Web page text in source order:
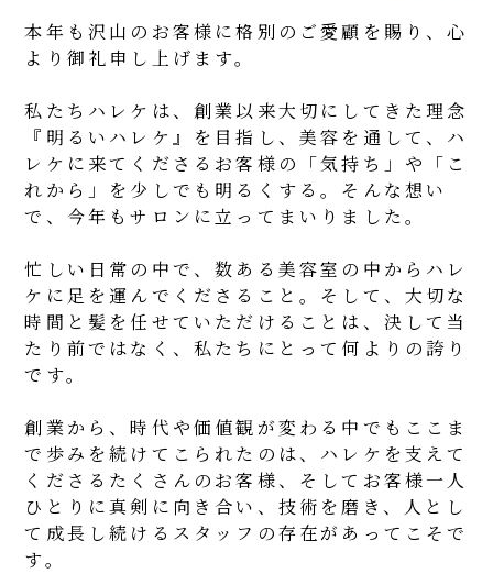
本年も沢山のお客様に格別のご愛顧を賜り、心
より御礼申し上げます。
私たちハレケは、創業以来大切にしてきた理念
『明るいハレケ』を目指し、美容を通して、ハ
レケに来てくださるお客様の「気持ち」や「こ
れから」を少しでも明るくする。そんな想い
で、今年もサロンに立ってまいりました。
忙しい日常の中で、数ある美容室の中からハレ
ケに足を運んでくださること。そして、大切な
時間と髪を任せていただけることは、決して当
たり前ではなく、私たちにとって何よりの誇り
です。
創業から、時代や価値観が変わる中でもここま
で歩みを続けてこられたのは、ハレケを支えて
くださるたくさんのお客様、そしてお客様一人
ひとりに真剣に向き合い、技術を磨き、人とし
て成長し続けるスタッフの存在があってこそで
す。